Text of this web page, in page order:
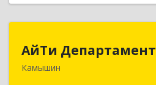
АйТи Департамент
Камышин